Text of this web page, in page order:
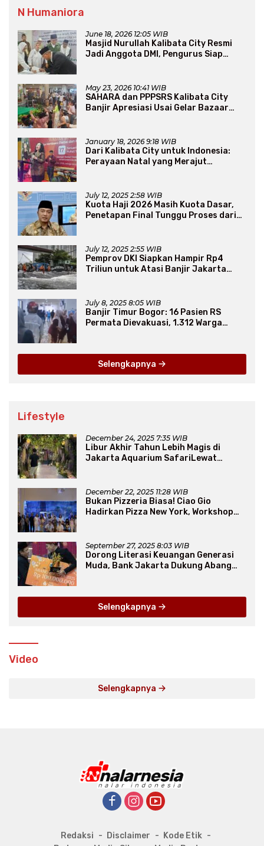
N Humaniora
June 18, 2026 12:05 WIB
Masjid Nurullah Kalibata City Resmi
Jadi Anggota DMI, Pengurus Siap
May 23, 2026 10:41 WIB
SAHARA dan PPPSRS Kalibata City
Banjir Apresiasi Usai Gelar Bazaar
January 18, 2026 9:18 WIB
Dari Kalibata City untuk Indonesia:
Perayaan Natal yang Merajut
July 12, 2025 2:58 WIB
Kuota Haji 2026 Masih Kuota Dasar,
Penetapan Final Tunggu Proses dari
July 12, 2025 2:55 WIB
Pemprov DKI Siapkan Hampir Rp4
Triliun untuk Atasi Banjir Jakarta
July 8, 2025 8:05 WIB
Banjir Timur Bogor: 16 Pasien RS
Permata Dievakuasi, 1.312 Warga
Selengkapnya
Lifestyle
December 24, 2025 7:35 WIB
Libur Akhir Tahun Lebih Magis di
Jakarta Aquarium SafariLewat
December 22, 2025 11:28 WIB
Bukan Pizzeria Biasa! Ciao Gio
Hadirkan Pizza New York, Workshop
September 27, 2025 8:03 WIB
Dorong Literasi Keuangan Generasi
Muda, Bank Jakarta Dukung Abang
Selengkapnya
Video
Selengkapnya
Redaksi Disclaimer
Kode Etik